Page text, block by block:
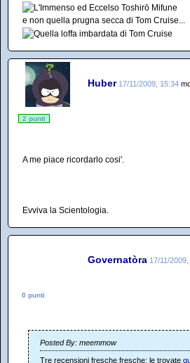
e non quella prugna secca di Tom Cruise...
Huber 17/11/2009, 15:34
2 punti
A me piace ricordarlo cosi'.
Evviva la Scientologia.
Governatòra 17/11/
0 punti
Posted By: meemmow
Tre recensioni fresche fresche: le trovate